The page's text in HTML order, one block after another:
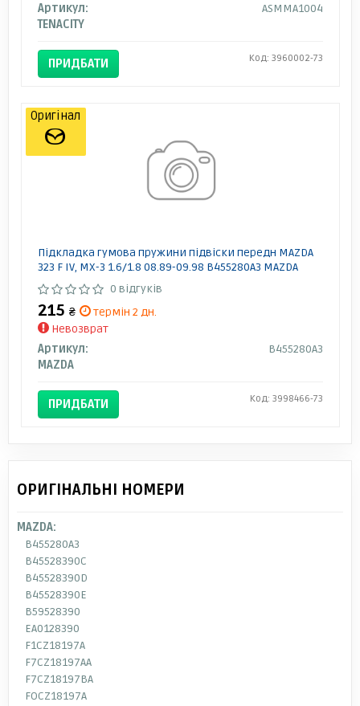
Артикул:
ASMMA1004
TENACITY
ПРИДБАТИ Код: 3960002-73
Підкладка гумова пружини підвіски передн MAZDA
323 F IV, MX-3 1.6/1.8 08.89-09.98 B455280A3 MAZDA
0 відгуків
215 ₴
термін 2 дн.
Невозврат
Артикул:
B455280A3
MAZDA
ПРИДБАТИ Код: 3998466-73
Оригінал
ОРИГІНАЛЬНІ НОМЕРИ
MAZDA:
B455280A3
B45528390C
B45528390D
B45528390E
B59528390
EA0128390
F1CZ18197A
F7CZ18197AA
F7CZ18197BA
FOCZ18197A